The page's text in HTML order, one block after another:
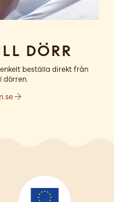
dörr
beställa direkt från
dörren.